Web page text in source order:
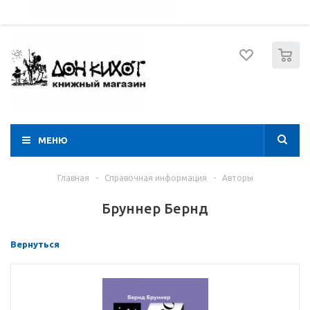
МЕНЮ
Главная - Справочная информация - Авторы
Бруннер Бернд
Вернуться